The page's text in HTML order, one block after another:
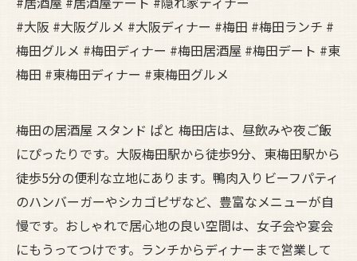
#大阪 #大阪グルメ #大阪ディナー #梅田 #梅田ランチ #
梅田グルメ #梅田ディナー #梅田居酒屋 #梅田デート #東
梅田 #東梅田ディナー #東梅田グルメ
梅田の居酒屋 スタンド ぱと 梅田店は、昼飲みや夜ご飯
にぴったりです。大阪梅田駅から徒歩9分、東梅田駅から
徒歩5分の便利な立地にあります。鴨肉入りビーフパティ
のハンバーガーやシカゴピザなど、豊富なメニューが自
慢です。おしゃれで居心地の良い空間は、女子会や宴会
にもうってつけです。ランチからディナーまで営業して